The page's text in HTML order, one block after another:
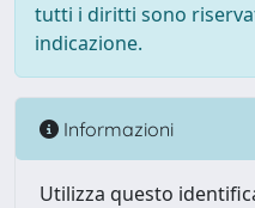
tutti i diritti sono
indicazione.
Informazioni
Utilizza questo